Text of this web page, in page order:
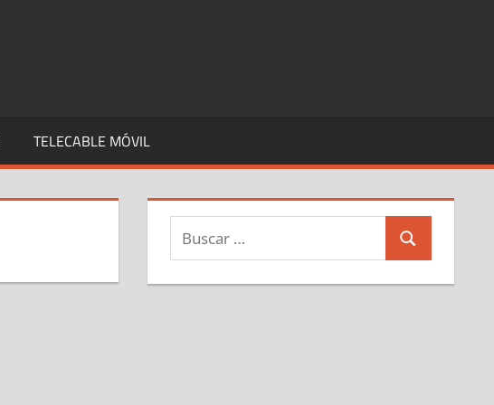
TELECABLE MÓVIL
Buscar:
Buscar